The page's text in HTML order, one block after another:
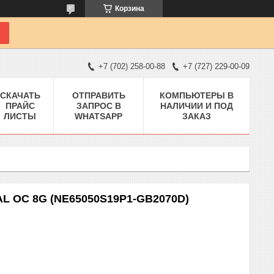
Корзина
+7 (702) 258-00-88 +7 (727) 229-00-09
СКАЧАТЬ
ПРАЙС
ЛИСТЫ
ОТПРАВИТЬ
ЗАПРОС В
WHATSAPP
КОМПЬЮТЕРЫ В
НАЛИЧИИ И ПОД
ЗАКАЗ
OC 8G (NE65050S19P1-GB2070D)